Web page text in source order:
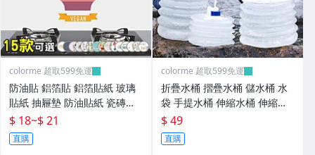
colorme 超取599免運
防油貼 鋁箔貼 鋁箔貼紙 玻璃
貼紙 抽屜墊 防油貼紙 瓷磚貼
紙 萬用防油貼【N032】Color
_me
$ 18~$ 21
直購
colorme 超取599免運
折疊水桶 摺疊水桶 儲水桶 水
袋 手提水桶 伸縮水桶 伸縮水
袋 戶外水桶 蓄水桶 蓄水箱 儲
水袋 風琴水桶 登山 露營【M1
54】Color_me
$ 49
直購